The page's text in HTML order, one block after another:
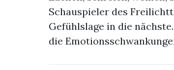
Schauspieler des
Gefühlslage in die
die